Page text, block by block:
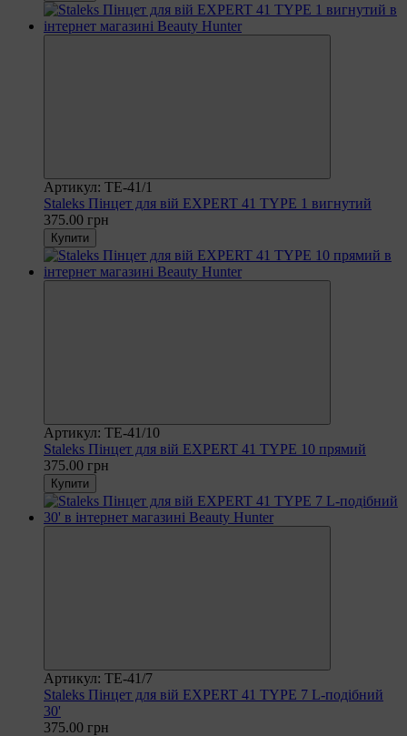
Артикул: TE-41/1
Staleks Пінцет для вій EXPERT 41 TYPE 1 вигнутий
375.00 грн
Купити
Артикул: TE-41/10
Staleks Пінцет для вій EXPERT 41 TYPE 10 прямий
375.00 грн
Купити
Артикул: TE-41/7
Staleks Пінцет для вій EXPERT 41 TYPE 7 L-подібний
30'
375.00 грн